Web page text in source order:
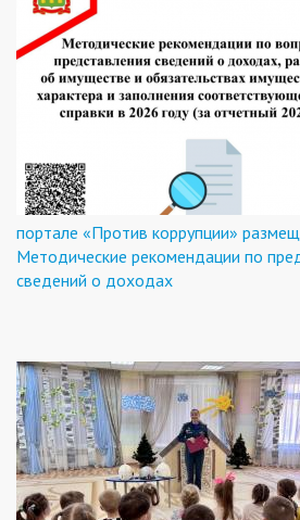
портале «Против коррупции»
Методические рекомендации по
сведений о доходах